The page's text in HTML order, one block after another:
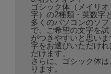
ゴシック体（メイリ
字）の2種類・英数字
多くのパソコンのソ
で、ご希望の文字を
がつきやすいと思い
字をお選びいただけ
だけます。
さらに、ゴシック体
ります。